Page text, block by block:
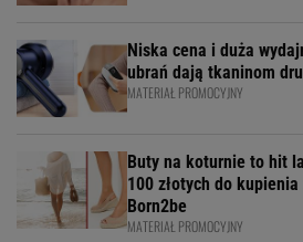
Niska cena i duża
ubrań dają tkaninom
MATERIAŁ PROMOCYJNY
Buty na koturnie to hit
100 złotych do
Born2be
MATERIAŁ PROMOCYJNY